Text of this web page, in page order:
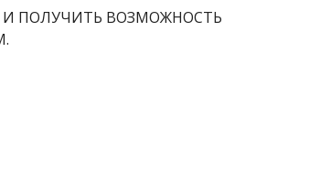
И ПОЛУЧИТЬ ВОЗМОЖНОСТЬ